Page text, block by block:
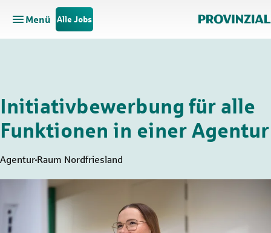
Zum Hauptinhalt springen
Zur Navigation springen
Menü
Hauptnavigation öffnen
Alle Jobs
Initiativbewerbung für alle
Funktionen in einer Agentur
Agentur Raum Nordfriesland